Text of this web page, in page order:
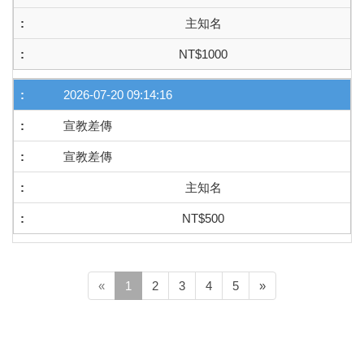
主知名
NT$1000
2026-07-20 09:14:16
宣教差傳
宣教差傳
主知名
NT$500
« 1 (current)
2 3 4 5 »